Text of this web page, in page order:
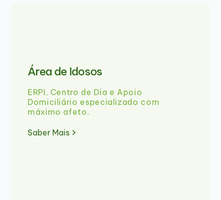
Área de Idosos
ERPI, Centro de Dia e Apoio
Domiciliário especializado com
máximo afeto.
Saber Mais